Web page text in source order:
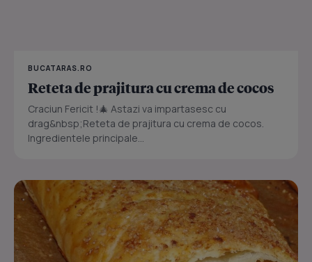
BUCATARAS.RO
Reteta de prajitura cu crema de cocos
Craciun Fericit !🎄 Astazi va impartasesc cu
drag&nbsp;Reteta de prajitura cu crema de cocos.
Ingredientele principale...